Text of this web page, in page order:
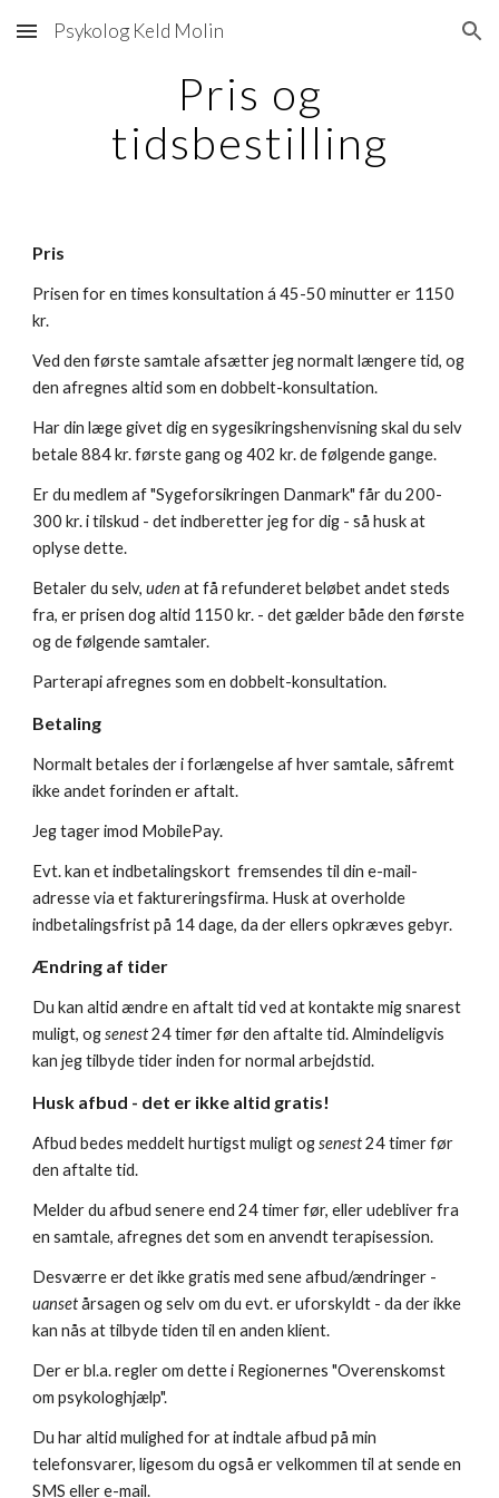
Skip to main content Skip to navigation
Psykolog Keld Molin
Pris og
tidsbestilling
Pris
Prisen for en times konsultation á 45-50 minutter er 1150
kr.
Ved den første samtale afsætter jeg normalt længere tid, og
den afregnes altid som en dobbelt-konsultation.
Har din læge givet dig en sygesikringshenvisning skal du selv
betale 884 kr. første gang og 402 kr. de følgende gange.
Er du medlem af "Sygeforsikringen Danmark" får du 200-
300 kr. i tilskud - det indberetter jeg for dig - så husk at
oplyse dette.
Betaler du selv,uden at få refunderet beløbet andet steds
fra, er prisen dog altid 1150 kr. - det gælder både den første
og de følgende samtaler.
Parterapi afregnes som en dobbelt-konsultation.
Betaling
Normalt betales der i forlængelse af hver samtale, såfremt
ikke andet forinden er aftalt.
Jeg tager imod MobilePay.
Evt. kan et indbetalingskort fremsendes til din e-mail-
adresse via et faktureringsfirma. Husk at overholde
indbetalingsfrist på 14 dage, da der ellers opkræves gebyr.
Ændring af tider
Du kan altid ændre en aftalt tid ved at kontakte mig snarest
muligt, ogsenest24 timer før den aftalte tid. Almindeligvis
kan jeg tilbyde tider inden for normal arbejdstid.
Husk afbud - det er ikke altid gratis!
Afbud bedes meddelt hurtigst muligt ogsenest24 timer før
den aftalte tid.
Melder du afbud senere end 24 timer før, eller udebliver fra
en samtale, afregnes det som en anvendt terapisession.
Desværre er det ikke gratis med sene afbud/ændringer -
uansetårsagen og selv om du evt. er uforskyldt - da der ikke
kan nås at tilbyde tiden til en anden klient.
Der er bl.a. regler om dette i Regionernes "Overenskomst
om psykologhjælp".
Du har altid mulighed for at indtale afbud på min
telefonsvarer, ligesom du også er velkommen til at sende en
SMS eller e-mail.